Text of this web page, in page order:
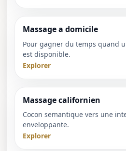
Massage a domicile
Pour gagner du temps quand
est disponible.
Explorer
Massage californien
Cocon semantique vers une
enveloppante.
Explorer